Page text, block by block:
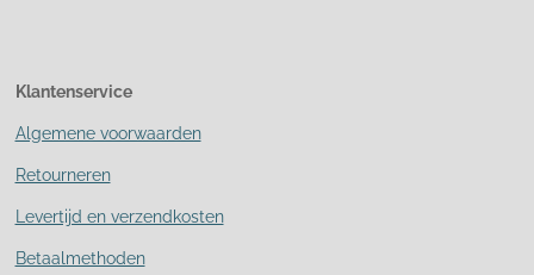
Klantenservice
Algemene voorwaarden
Retourneren
Levertijd en verzendkosten
Betaalmethoden